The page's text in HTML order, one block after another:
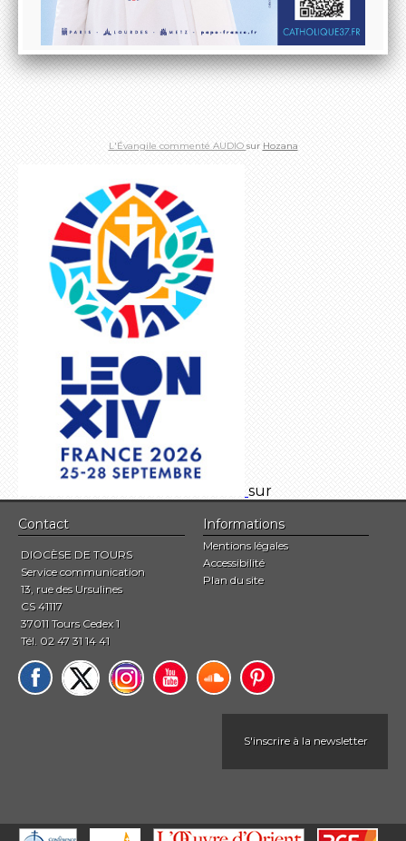
L'Évangile commenté AUDIO sur Hozana
sur
Contact
DIOCÈSE DE TOURS
Service communication
13, rue des Ursulines
CS 41117
37011 Tours Cedex 1
Tél. 02 47 31 14 41
Informations
Mentions légales
Accessibilité
Plan du site
S'inscrire à la newsletter